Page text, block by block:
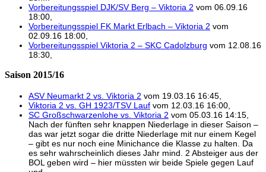
Vorbereitungsspiel DJK/SV Berg – Viktoria 2 vom 06.09.16
18:00,
Vorbereitungsspiel FK Markt Erlbach – Viktoria 2 vom
02.09.16 18:00,
Vorbereitungsspiel Viktoria 2 – SKC Cadolzburg vom 12.08.16
18:30,
Saison 2015/16
ASV Neumarkt 2 vs. Viktoria 2 vom 19.03.16 16:45,
Viktoria 2 vs. GH 1923/TSV Lauf vom 12.03.16 16:00,
SC Großschwarzenlohe vs. Viktoria 2 vom 05.03.16 14:15,
Nach der fünften sehr knappen Niederlage in dieser Saison –
das war jetzt sogar die dritte Niederlage mit nur einem Kegel
– gibt es nur noch eine Minichance die Klasse zu halten. Da
es sehr wahrscheinlich dieses Jahr mind. 2 Absteiger aus der
BOL geben wird – hier müssten wir beide Spiele gegen Lauf